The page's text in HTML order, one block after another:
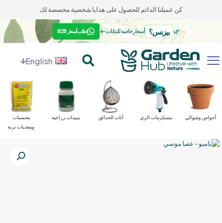
كن عميلنا الدائم للحصول على هدايا شخصية مخصصة لك
🌿 بيزنس؟ أسعار خاصة للنباتات← اطلب أسعار B2B
English
محسنات
ومغذيات تربة
مبيدات زراعية أثاث الحدائق مستلزمات الري أحواض وشوالي